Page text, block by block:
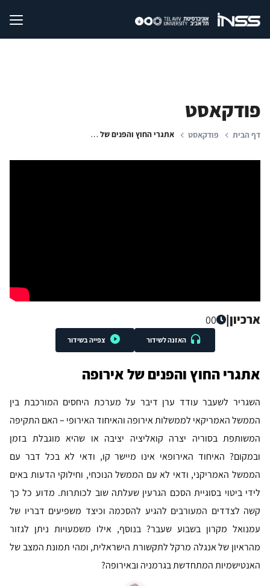
פודקאסט
דף הבית פודקאסט אתגרי החוץ והפנים של אירופה
ארכיון|
00
האזנה לשידור צפייה בשידור
אתגרי החוץ והפנים של אירופה
השגריר לשעבר עודד ערן דיבר על מערכת היחסים המורכבת בין
הממשל האמריקאי לממשלות אירופה והאיחוד האירופי – האם התקיפה
המשותפת בסוריה יצרה קואליציה יציבה או שהיא מוגבלת בזמן
ובמקום? האיחוד האירופאי אינו מיישר קו, ודאי לא בכל דבר עם
הממשל האמריקני, ודאי לא עם הממשל הנוכחי, וחילוקי הדעות באים
לידי ביטוי בסוגיית הסכם הגרעין שעלתה שוב לכותרות. מדוע כל כך
קשה לצדדים המעורבים להגיע להסכמה וכיצד משפיעים דבריו של
עמנואל מקרון בשבוע שעבר? בנוסף, אילו משמעויות ניתן לגזור
מהראיון של אנגלה מרקל לתקשורת הישראלית, ומהי תמונת המצב של
האנטישמיות המתחדשת בגרמניה ובאירופה?